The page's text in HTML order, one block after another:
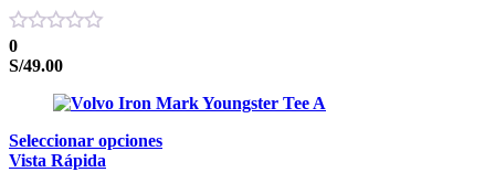
0
S/49.00
Seleccionar opciones
Vista Rápida